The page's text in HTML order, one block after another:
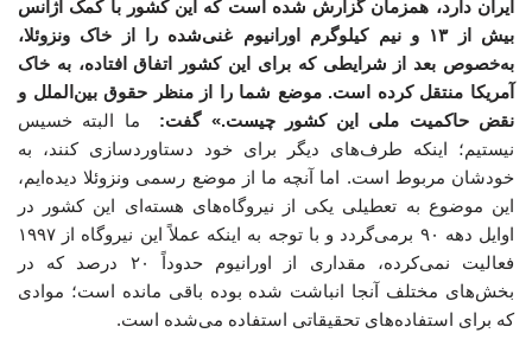
ایران دارد، همزمان گزارش شده است که این کشور با کمک آژانس
بیش از ۱۳ و نیم کیلوگرم اورانیوم غنی‌شده را از خاک ونزوئلا،
به‌خصوص بعد از شرایطی که برای این کشور اتفاق افتاده، به خاک
آمریکا منتقل کرده است. موضع شما را از منظر حقوق بین‌الملل و
نقض حاکمیت ملی این کشور چیست.» گفت: ما البته خسیس
نیستیم؛ اینکه طرف‌های دیگر برای خود دستاوردسازی کنند، به
خودشان مربوط است. اما آنچه ما از موضع رسمی ونزوئلا دیده‌ایم،
این موضوع به تعطیلی یکی از نیروگاه‌های هسته‌ای این کشور در
اوایل دهه ۹۰ برمی‌گردد و با توجه به اینکه عملاً این نیروگاه از ۱۹۹۷
فعالیت نمی‌کرده، مقداری از اورانیوم حدوداً ۲۰ درصد که در
بخش‌های مختلف آنجا انباشت شده بوده باقی مانده است؛ موادی
که برای استفاده‌های تحقیقاتی استفاده می‌شده است.